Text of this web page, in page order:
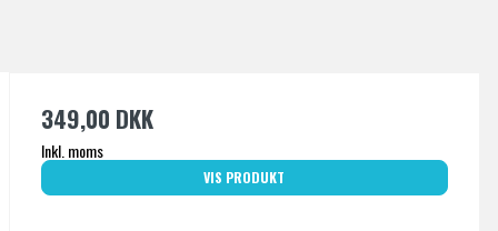
349,00 DKK
Inkl. moms
VIS PRODUKT